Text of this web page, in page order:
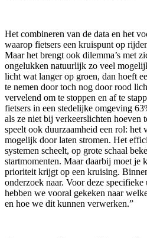
Het combineren van de data en het
waarop fietsers een kruispunt op
Maar het brengt ook dilemma’s met
ongelukken natuurlijk zo veel
licht wat langer op groen, dan hoeft
te nemen door toch nog door rood
vervelend om te stoppen en af te
fietsers in een stedelijke omgeving
als ze niet bij verkeerslichten hoeven
speelt ook duurzaamheid een rol: het
mogelijk door laten stromen. Het
systemen scheelt, op grote schaal
startmomenten. Maar daarbij moet je
prioriteit krijgt op een kruising.
onderzoek naar. Voor deze specifieke
hebben we vooral gekeken naar
en hoe we dit kunnen verwerken.”